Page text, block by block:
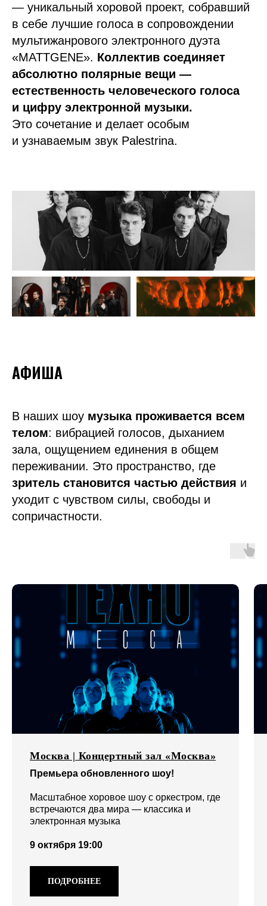
— уникальный хоровой проект, собравший
в себе лучшие голоса в сопровождении
мультижанрового электронного дуэта
«MATTGENE». Коллектив соединяет
абсолютно полярные вещи —
естественность человеческого голоса
и цифру электронной музыки.
Это сочетание и делает особым
и узнаваемым звук Palestrina.
АФИША
В наших шоу музыка проживается всем
телом: вибрацией голосов, дыханием
зала, ощущением единения в общем
переживании. Это пространство, где
зритель становится частью действия и
уходит с чувством силы, свободы и
сопричастности.
Москва | Концертный зал «Москва»
Премьера обновленного шоу!
Масштабное хоровое шоу с оркестром, где
встречаются два мира — классика и
электронная музыка
9 октября 19:00
ПОДРОБНЕЕ